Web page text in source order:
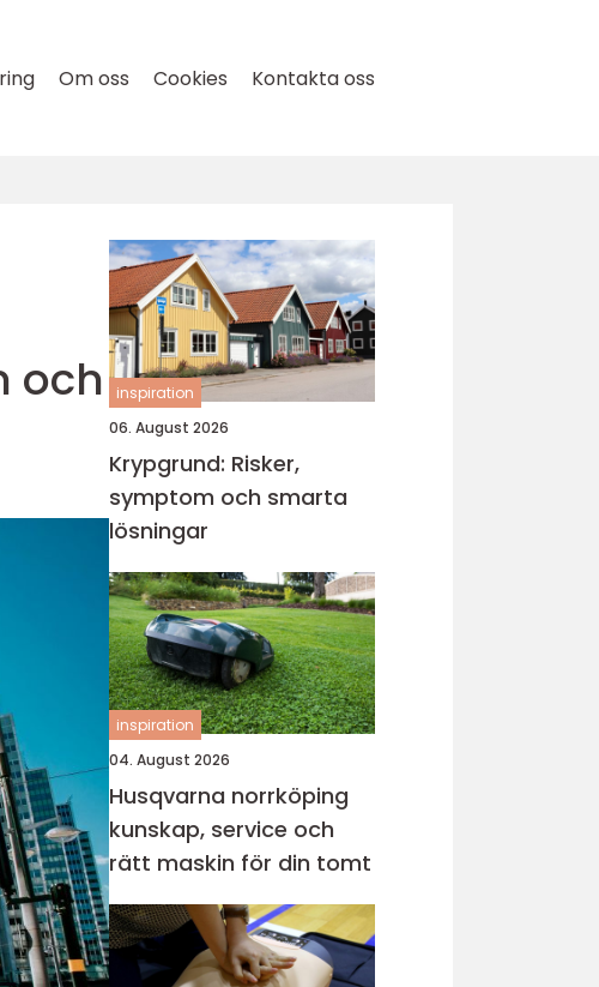
Om oss Cookies Kontakta oss
och
inspiration
06. August 2026
Krypgrund: Risker,
symptom och smarta
lösningar
inspiration
04. August 2026
Husqvarna norrköping
kunskap, service och
rätt maskin för din tomt